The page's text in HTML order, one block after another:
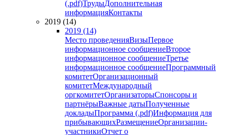
(.pdf)ТрудыДополнительная
информацияКонтакты
2019 (14)
2019 (14)
Место проведенияВизыПервое
информационное сообщениеВторое
информационное сообщениеТретье
информационное сообщениеПрограммный
комитетОрганизационный
комитетМеждународный
оргкомитетОрганизаторыСпонсоры и
партнёрыВажные датыПолученные
докладыПрограмма (.pdf)Информация для
прибывающихРазмещениеОрганизации-
участникиОтчет о